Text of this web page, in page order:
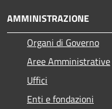
AMMINISTRAZIONE
Organi di Governo
Aree Amministrative
Uffici
Enti e fondazioni